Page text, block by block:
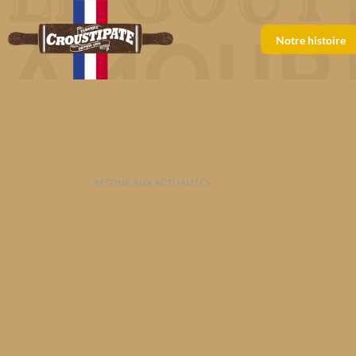
Notre histoire
RETOUR AUX ACTUALITÉS